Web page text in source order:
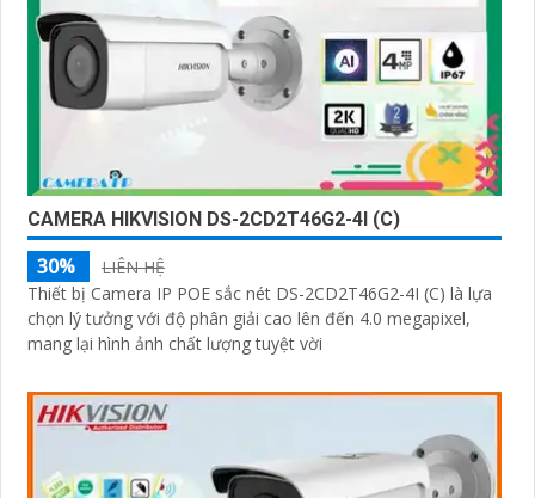
CAMERA HIKVISION DS-2CD2T46G2-4I (C)
30%
LIÊN HỆ
Thiết bị Camera IP POE sắc nét DS-2CD2T46G2-4I (C) là lựa
chọn lý tưởng với độ phân giải cao lên đến 4.0 megapixel,
mang lại hình ảnh chất lượng tuyệt vời